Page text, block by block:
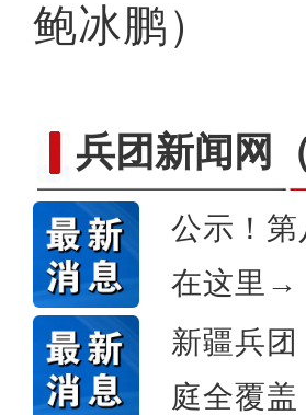
鲍冰鹏）
兵团新闻网
公示！
在这里→
新疆兵
庭全覆盖
阿克苏